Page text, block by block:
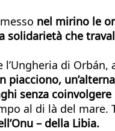
nel mirino le
che
di Orbán,
piacciono,
senza
al di là del mare.
– della Libia.